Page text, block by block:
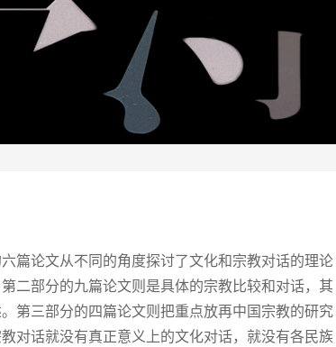
篇论文从不同的角度探讨了文化和宗教对话的理论
二部分的九篇论文则是具体的宗教比较和对话，其
第三部分的四篇论文则把重点放再中国宗教的研究
对话就没有真正意义上的文化对话，就没有各民族